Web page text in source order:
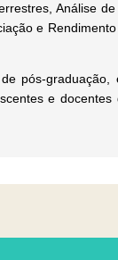
Análise
e
pós-
e